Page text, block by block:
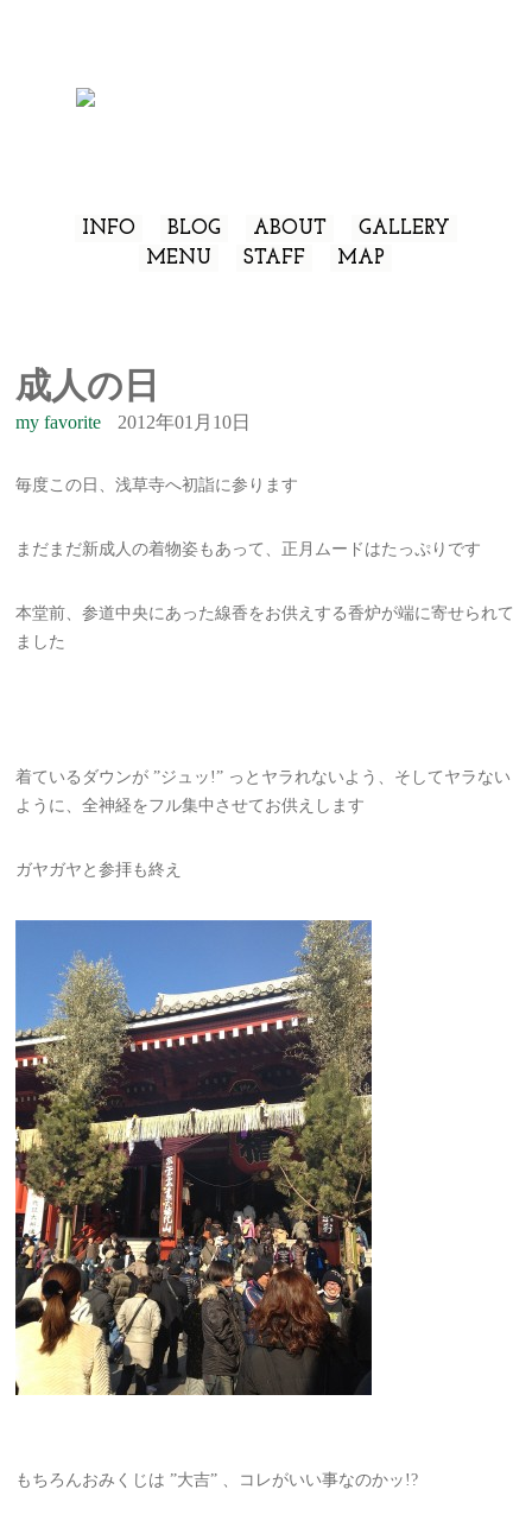
INFO BLOG ABOUT
GALLERY
MENU
STAFF MAP
成人の日
my favorite 2012年01月10日
毎度この日、浅草寺へ初詣に参ります
まだまだ新成人の着物姿もあって、正月ムードはたっぷりです
本堂前、参道中央にあった線香をお供えする香炉が端に寄せられて
ました
着ているダウンが ”ジュッ!” っとヤラれないよう、そしてヤラない
ように、全神経をフル集中させてお供えします
ガヤガヤと参拝も終え
もちろんおみくじは ”大吉” 、コレがいい事なのかッ!?